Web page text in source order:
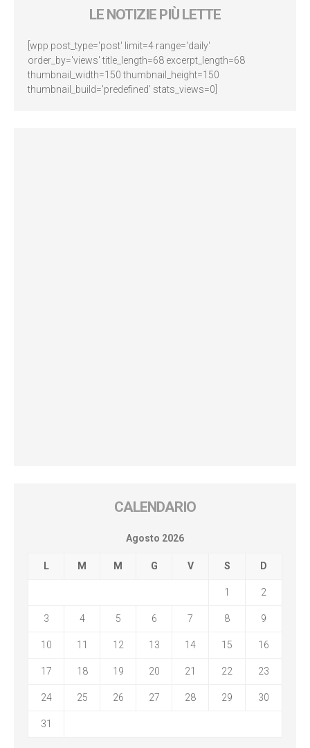
LE NOTIZIE PIÙ LETTE
[wpp post_type='post' limit=4 range='daily'
order_by='views' title_length=68 excerpt_length=68
thumbnail_width=150 thumbnail_height=150
thumbnail_build='predefined' stats_views=0]
CALENDARIO
Agosto 2026
L M M G V S D
1 2
3 4 5 6 7 8 9
10 11 12 13 14 15 16
17 18 19 20 21 22 23
24 25 26 27 28 29 30
31